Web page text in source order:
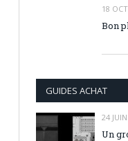
18
Bon
GUIDES ACHAT
24
Un